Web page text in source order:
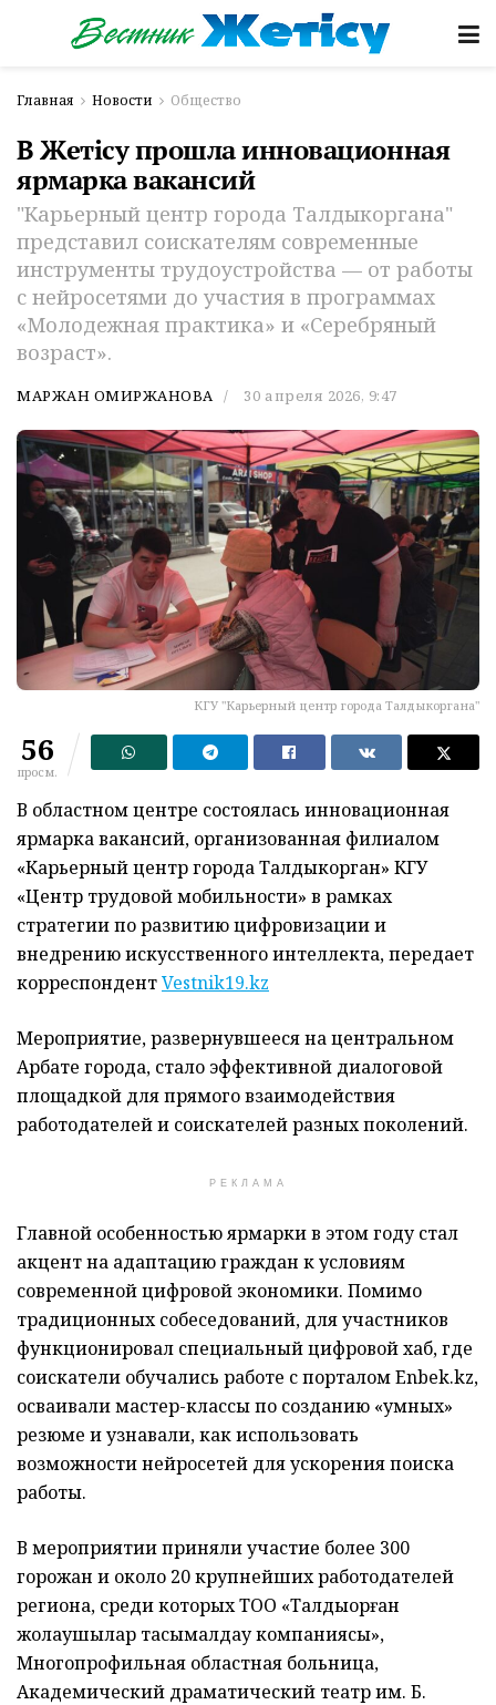
Главная Новости Общество
В Жетісу прошла инновационная
ярмарка вакансий
"Карьерный центр города Талдыкоргана"
представил соискателям современные
инструменты трудоустройства — от работы
с нейросетями до участия в программах
«Молодежная практика» и «Серебряный
возраст».
МАРЖАН ОМИРЖАНОВА 30 апреля 2026, 9:47
КГУ "Карьерный центр города Талдыкоргана"
56
просм.
В областном центре состоялась инновационная
ярмарка вакансий, организованная филиалом
«Карьерный центр города Талдыкорган» КГУ
«Центр трудовой мобильности» в рамках
стратегии по развитию цифровизации и
внедрению искусственного интеллекта, передает
корреспондентVestnik19.kz
Мероприятие, развернувшееся на центральном
Арбате города, стало эффективной диалоговой
площадкой для прямого взаимодействия
работодателей и соискателей разных поколений.
РЕКЛАМА
Главной особенностью ярмарки в этом году стал
акцент на адаптацию граждан к условиям
современной цифровой экономики. Помимо
традиционных собеседований, для участников
функционировал специальный цифровой хаб, где
соискатели обучались работе с порталом Enbek.kz,
осваивали мастер-классы по созданию «умных»
резюме и узнавали, как использовать
возможности нейросетей для ускорения поиска
работы.
В мероприятии приняли участие более 300
горожан и около 20 крупнейших работодателей
региона, среди которых ТОО «Талдықорған
жолаушылар тасымалдау компаниясы»,
Многопрофильная областная больница,
Академический драматический театр им. Б.